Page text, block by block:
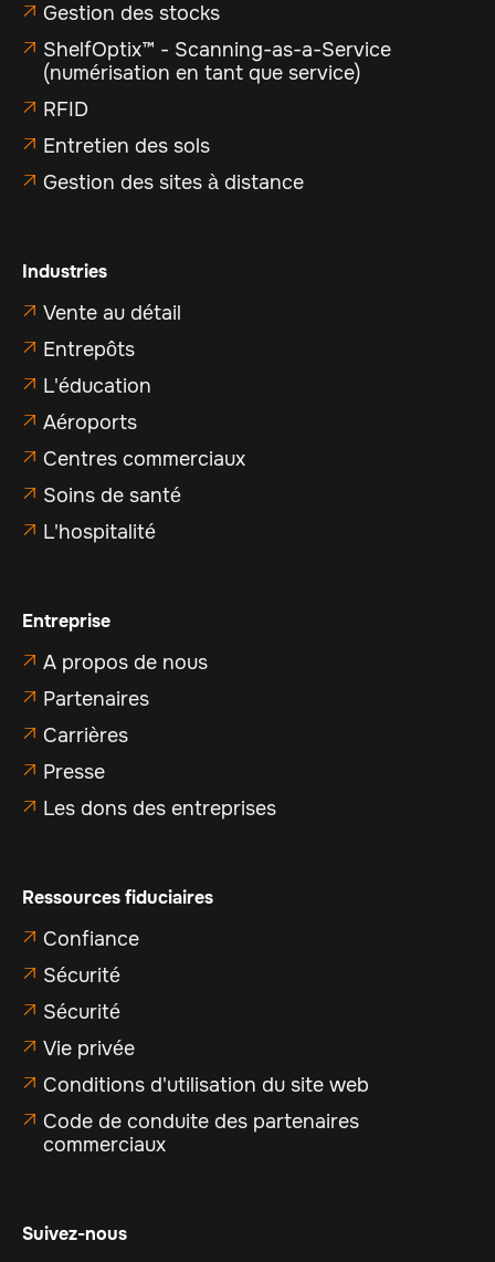
 Gestion des stocks
 ShelfOptix™ - Scanning-as-a-Service
(numérisation en tant que service)
 RFID
 Entretien des sols
 Gestion des sites à distance
Industries
 Vente au détail
 Entrepôts
 L'éducation
 Aéroports
 Centres commerciaux
 Soins de santé
 L'hospitalité
Entreprise
 A propos de nous
 Partenaires
 Carrières
 Presse
 Les dons des entreprises
Ressources fiduciaires
 Confiance
 Sécurité
 Sécurité
 Vie privée
 Conditions d'utilisation du site web
 Code de conduite des partenaires
commerciaux
Suivez-nous